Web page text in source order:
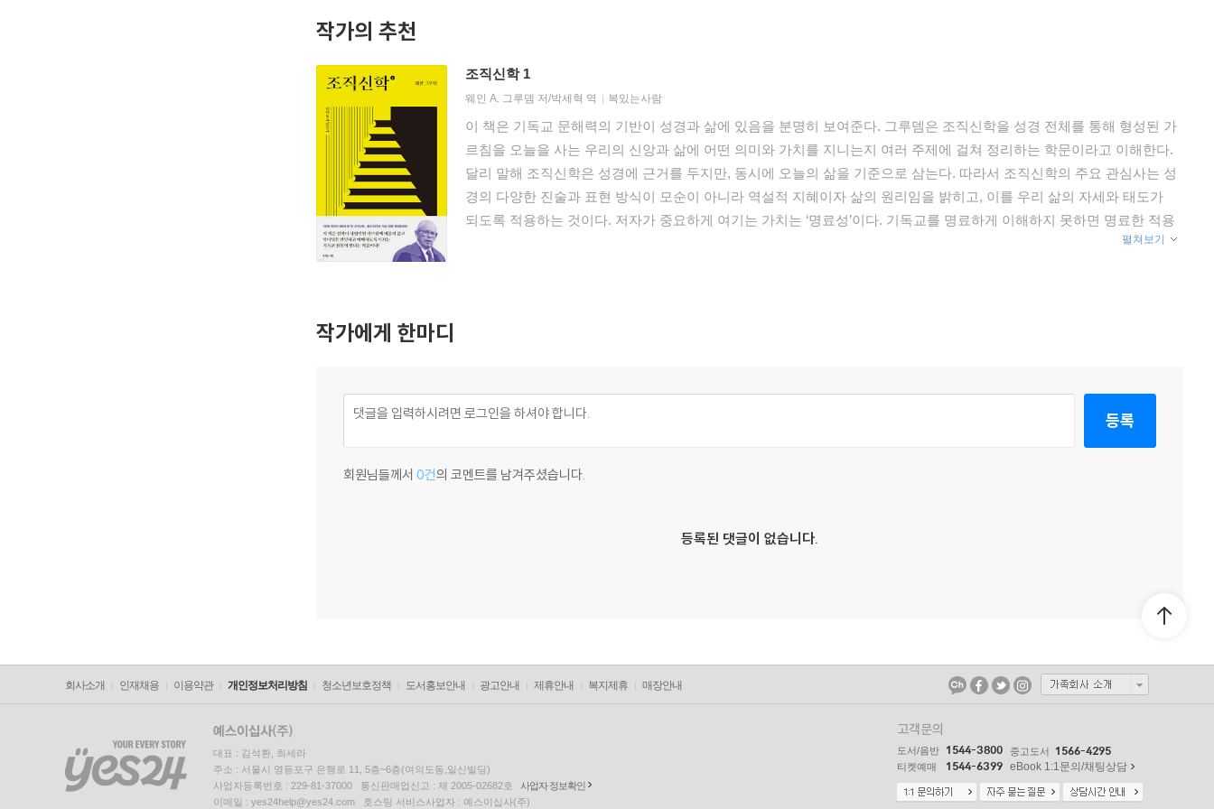
작가의 추천
조직신학 1
웨인 A. 그루뎀 저/박세혁 역 복있는사람
이 책은 기독교 문해력의 기반이 성경과 삶에 있음을 분명히 보여준다. 그루뎀은 조직신학을 성경 전체를 통해 형성된 가
르침을 오늘을 사는 우리의 신앙과 삶에 어떤 의미와 가치를 지니는지 여러 주제에 걸쳐 정리하는 학문이라고 이해한다.
달리 말해 조직신학은 성경에 근거를 두지만, 동시에 오늘의 삶을 기준으로 삼는다. 따라서 조직신학의 주요 관심사는 성
경의 다양한 진술과 표현 방식이 모순이 아니라 역설적 지혜이자 삶의 원리임을 밝히고, 이를 우리 삶의 자세와 태도가
되도록 적용하는 것이다. 저자가 중요하게 여기는 가치는 ‘명료성’이다. 기독교를 명료하게 이해하지 못하면 명료한 적용
도 없기 때문이다. 이 책은 기독교 신학에 입문하는 학생이나 평신도가 쉽게 이해할 수 있도록 어려운 용어를 지양하지
펼쳐보기
작가에게 한마디
등록
회원님들께서 0건의 코멘트를 남겨주셨습니다.
등록된 댓글이 없습니다.
회사소개 인재채용 이용약관 개인정보처리방침 청소년보호정책 도서홍보안내 광고안내 제휴안내 복지제휴 매장안내
대표 : 김석환, 최세라
주소 : 서울시 영등포구 은행로 11, 5층~6층(여의도동,일신빌딩)
사업자등록번호 : 229-81-37000 통신판매업신고 : 제 2005-02682호
사업자 정보확인
이메일 : yes24help@yes24.com 호스팅 서비스사업자 : 예스이십사(주)
고객문의
도서/음반 1544-3800 중고도서 1566-4295
티켓예매 1544-6399 eBook 1:1문의/채팅상담